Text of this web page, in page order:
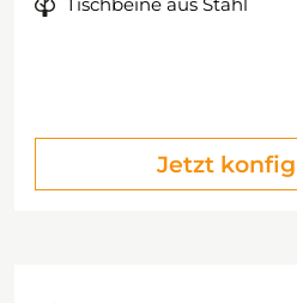
Jetzt